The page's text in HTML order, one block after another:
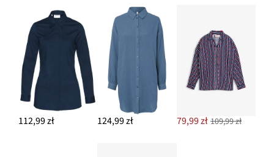
112,99 zł 124,99 zł 79,99 zł 109,99 zł